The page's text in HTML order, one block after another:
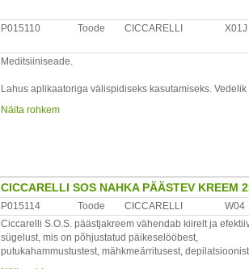
Maaletooja: Allium UPI OÜ, Laagri Ärimaja Vae 16
P015110 Toode CICCARELLI X01J
Meditsiiniseade.
Lahus aplikaatoriga välispidiseks kasutamiseks.
Koostis: kolloodium, salitsüülhape.
Hoiatused: Ainult välispidiseks kasutamiseks. Mitte
Ärritab silmi. Hoida lastele kättesaamatus kohas!
kasutamiseks ainult täiskasvanutel.
Säilitamine: kuivas kohas.
Näita rohkem
CICCARELLI SOS NAHKA PÄÄSTEV KREEM
P015114 Toode CICCARELLI
W04
Ciccarelli S.O.S. päästjakreem vähendab kiirelt ja
sügelust, mis on põhjustatud päikeselööbest,
putukahammustustest, mähkmeärritusest,